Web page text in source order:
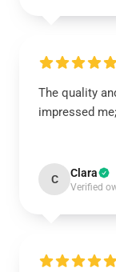
The quality
impressed
C Clara
Verified